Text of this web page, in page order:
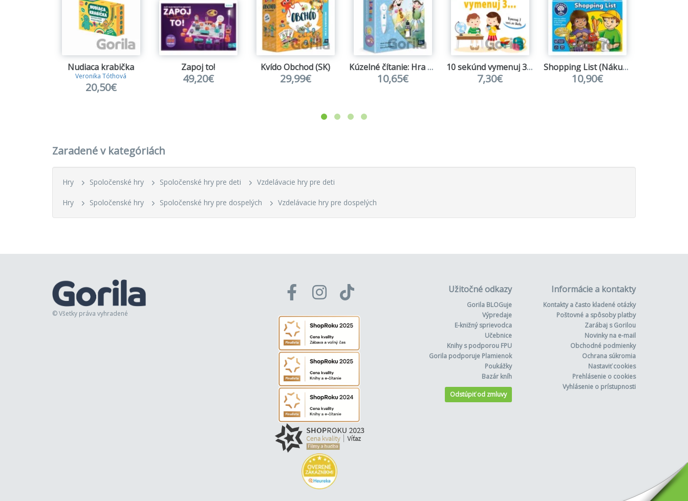
Nudiaca krabička
Veronika Tóthová
20,50€
Zapoj to!
49,20€
Kvído Obchod (SK)
29,99€
Kúzelné čítanie: Hra pexeso - Spievankovo Angličanina
10,65€
10 sekúnd vymenuj 3... Malí školáci
7,30€
Shopping List (Nákupný zoznam)
10,90€
Zaradené v kategóriách
Hry Spoločenské hry Spoločenské hry pre deti Vzdelávacie hry pre deti
Hry Spoločenské hry Spoločenské hry pre dospelých Vzdelávacie hry pre dospelých
© Všetky práva vyhradené
Užitočné odkazy
Gorila BLOGuje
Výpredaje
E-knižný sprievodca
Učebnice
Knihy s podporou FPU
Gorila podporuje Plamienok
Poukážky
Bazár kníh
Odstúpiť od zmluvy
Informácie a kontakty
Kontakty a často kladené otázky
Poštovné a spôsoby platby
Zarábaj s Gorilou
Novinky na e-mail
Obchodné podmienky
Ochrana súkromia
Nastaviť cookies
Prehlásenie o cookies
Vyhlásenie o prístupnosti